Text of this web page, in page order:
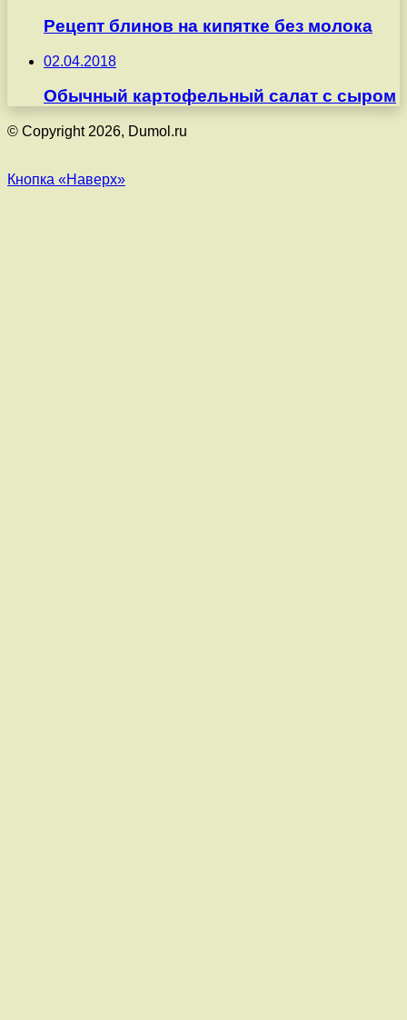
Рецепт блинов на кипятке без молока
02.04.2018
Обычный картофельный салат с сыром
© Copyright 2026, Dumol.ru
Кнопка «Наверх»